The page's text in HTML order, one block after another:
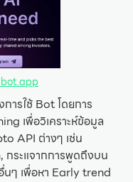
ารใช้ Bot โดยการ
เพื่อวิเคราะห์ข้อมูล
API ต่างๆ เช่น
ระแจากการพูดถึงบน
ๆ เพื่อหา Early trend